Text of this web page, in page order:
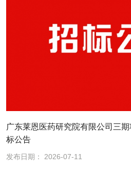
广东莱恩医药研究院有限公司三
标公告
发布日期： 2026-07-11